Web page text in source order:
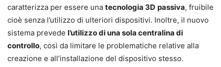
caratterizza per essere una tecnologia 3D passiva, fruibile
cioè senza l’utilizzo di ulteriori dispositivi. Inoltre, il nuovo
sistema prevede l’utilizzo di una sola centralina di
controllo, così da limitare le problematiche relative alla
creazione e all’installazione del dispositivo stesso.